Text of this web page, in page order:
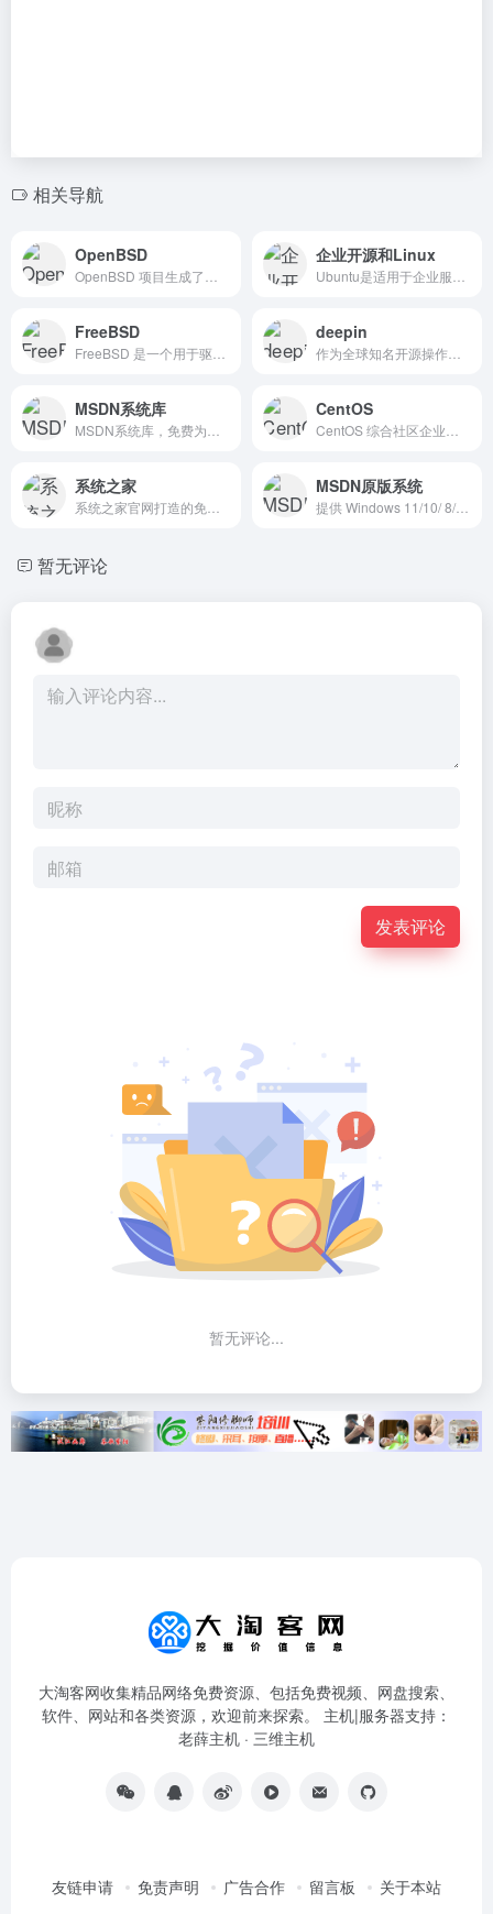
相关导航
OpenBSD 企业开源和Linux
FreeBSD deepin
MSDN系统库 CentOS
系统之家 MSDN原版系统
提供 Windows 11/10/ 8/7、Windows Server 2022/2019/2016、Office、SQL SERVER等MSDN原版镜像全系列下载及安装教程。
暂无评论
发表评论
暂无评论...
大淘客网收集精品网络免费资源、包括免费视频、网盘搜索、
软件、网站和各类资源，欢迎前来探索。 主机|服务器支持：
老薛主机 · 三维主机
友链申请 免责声明 广告合作 留言板 关于本站